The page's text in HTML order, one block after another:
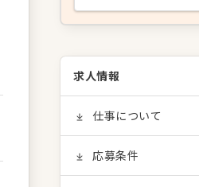
求人情報
仕事について
応募条件